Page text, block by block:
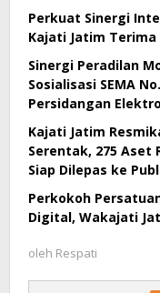
Perkuat Sinergi
Kajati Jatim
Sinergi Peradilan
Sosialisasi SEMA
Persidangan
Kajati Jatim
Serentak, 275 Aset
Siap Dilepas ke
Perkokoh
Digital, Wakajati
oleh Respati